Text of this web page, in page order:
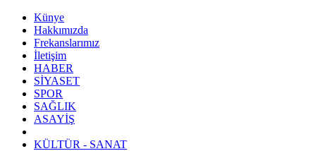
Künye
Hakkımızda
Frekanslarımız
İletişim
HABER
SİYASET
SPOR
SAĞLIK
ASAYİŞ
KÜLTÜR - SANAT